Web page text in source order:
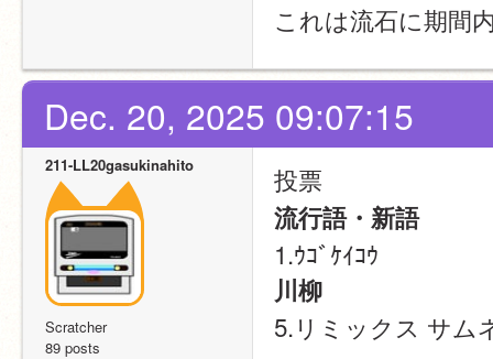
これは流石に期間
Dec. 20, 2025 09:07:15
211-LL20gasukinahito
Scratcher
89 posts
投票
流行語・新語
1.ｳｺﾞｹｲｺｳ
川柳
5.リミックス サム